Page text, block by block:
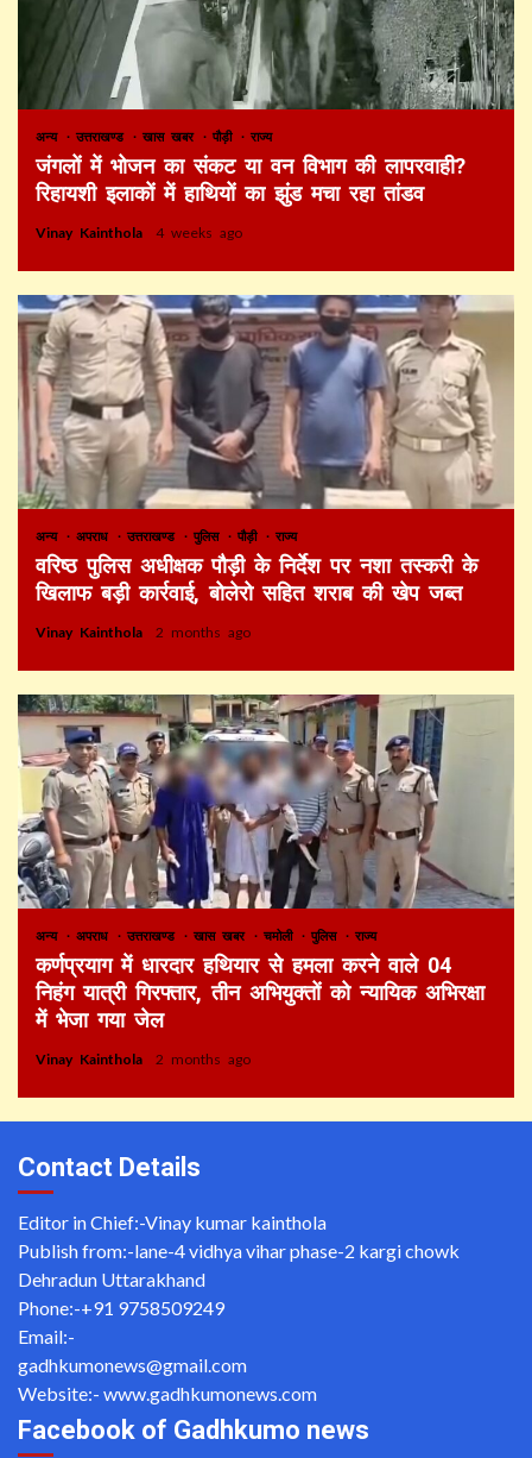
अन्य उत्तराखण्ड खास खबर पौड़ी राज्य
जंगलों में भोजन का संकट या वन विभाग की लापरवाही?
रिहायशी इलाकों में हाथियों का झुंड मचा रहा तांडव
Vinay Kainthola 4 weeks ago
अन्य अपराध उत्तराखण्ड पुलिस पौड़ी राज्य
वरिष्ठ पुलिस अधीक्षक पौड़ी के निर्देश पर नशा तस्करी के
खिलाफ बड़ी कार्रवाई, बोलेरो सहित शराब की खेप जब्त
Vinay Kainthola 2 months ago
अन्य अपराध उत्तराखण्ड खास खबर चमोली पुलिस राज्य
कर्णप्रयाग में धारदार हथियार से हमला करने वाले 04
निहंग यात्री गिरफ्तार, तीन अभियुक्तों को न्यायिक अभिरक्षा
में भेजा गया जेल
Vinay Kainthola 2 months ago
Contact Details
Editor in Chief:-Vinay kumar kainthola
Publish from:-lane-4 vidhya vihar phase-2 kargi chowk
Dehradun Uttarakhand
Phone:-+91 9758509249
Email:-
gadhkumonews@gmail.com
Website:- www.gadhkumonews.com
Facebook of Gadhkumo news